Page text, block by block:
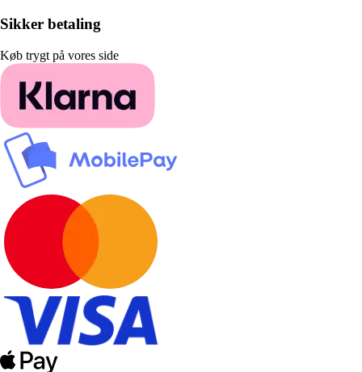
Sikker betaling
Køb trygt på vores side